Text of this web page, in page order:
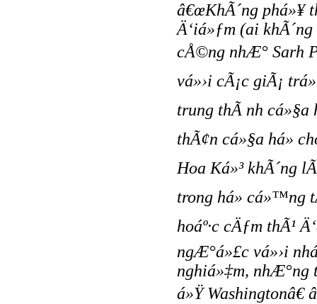
â€œKhÃ´ng phá»¥
Ä‘iá»ƒm (ai
cÅ©ng nhÆ° Sarh
vá»›i cÃ¡c giÃ¡
trung thÃ nh cá»§a
thÃ¢n cá»§a há»
Hoa Ká»³ khÃ´ng
trong há» cá»™ng
hoáº·c cÄƒm thÃ¹
ngÆ°á»£c vá»›i
nghiá»‡m, nhÆ°ng
á»Ÿ Washingtonâ€